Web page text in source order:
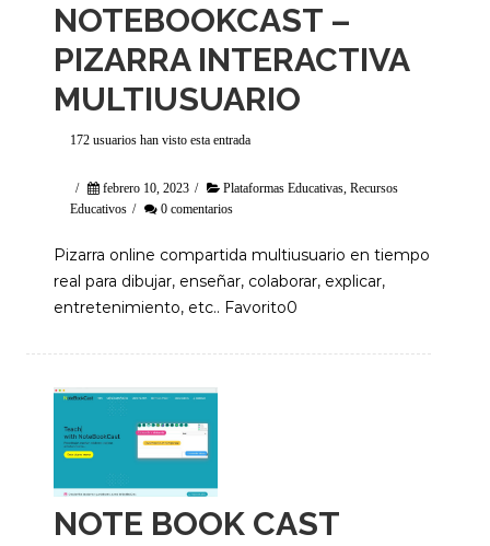
NOTEBOOKCAST –
PIZARRA INTERACTIVA
MULTIUSUARIO
172 usuarios han visto esta entrada
/ febrero 10, 2023 / Plataformas Educativas Recursos
Educativos / 0 comentarios
Pizarra online compartida multiusuario en tiempo
real para dibujar, enseñar, colaborar, explicar,
entretenimiento, etc.. Favorito0
NOTE BOOK CAST